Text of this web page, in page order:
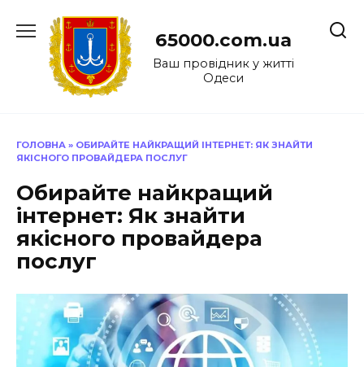
до
65000.com.ua
Ваш провідник у житті
Одеси
ГОЛОВНА » ОБИРАЙТЕ НАЙКРАЩИЙ ІНТЕРНЕТ: ЯК ЗНАЙТИ
ЯКІСНОГО ПРОВАЙДЕРА ПОСЛУГ
Обирайте найкращий
інтернет: Як знайти
якісного провайдера
послуг